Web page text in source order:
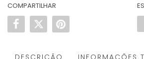
COMPARTILHAR